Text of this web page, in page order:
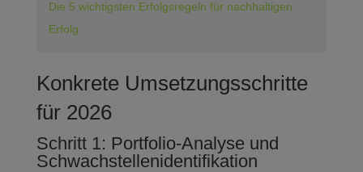
Die 5 wichtigsten Erfolgsregeln für nachhaltigen
Erfolg
Konkrete Umsetzungsschritte
für 2026
Schritt 1: Portfolio-Analyse und
Schwachstellenidentifikation